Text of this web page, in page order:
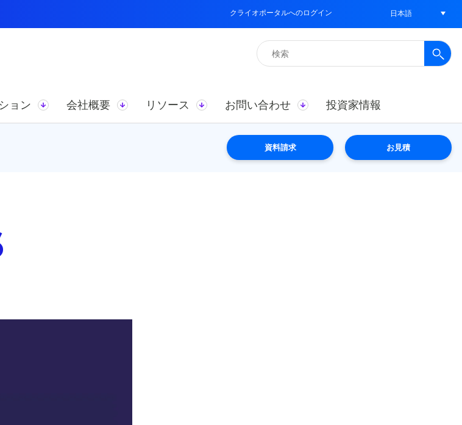
クライオポータルへのログイン 日本語
検
索:
ョン 会社概要 リソース お問い合わせ 投資家情報
資料請求 お見積